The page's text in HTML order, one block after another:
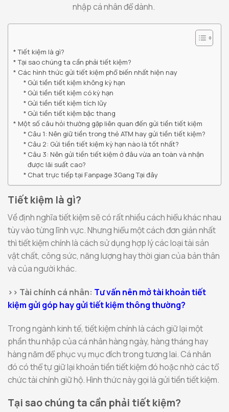
nhập cá nhân để dành.
Tiết kiệm là gì?
Tại sao chúng ta cần phải tiết kiệm?
Các hình thức gửi tiết kiệm phổ biến nhất hiện nay
Gửi tiền tiết kiệm không kỳ hạn
Gửi tiền tiết kiệm có kỳ hạn
Gửi tiền tiết kiệm tích lũy
Gửi tiền tiết kiệm bậc thang
Một số câu hỏi thường gặp liên quan đến gửi tiền tiết kiệm
Câu 1: Nên giữ tiền trong thẻ ATM hay gửi tiền tiết kiệm?
Câu 2: Gửi tiền tiết kiệm kỳ hạn nào là tốt nhất?
Câu 3: Nên gửi tiền tiết kiệm ở đâu vừa an toàn và nhận
được lãi suất cao?
Chat trực tiếp tại Fanpage 3Gang Tại đây
Tiết kiệm là gì?
Về định nghĩa tiết kiệm sẽ có rất nhiều cách hiểu khác nhau
tùy vào từng lĩnh vực. Nhưng hiểu một cách đơn giản nhất
thì tiết kiệm chính là cách sử dụng hợp lý các loại tài sản
vật chất, công sức, năng lượng hay thời gian của bản thân
và của người khác.
>> Tài chính cá nhân: Tư vấn nên mở tài khoản tiết
kiệm gửi góp hay gửi tiết kiệm thông thường?
Trong ngành kinh tế, tiết kiệm chính là cách giữ lại một
phần thu nhập của cá nhân hàng ngày, hàng tháng hay
hàng năm để phục vụ mục đích trong tương lai. Cá nhân
đó có thể tự giữ lại khoản tiền tiết kiệm đó hoặc nhờ các tổ
chức tài chính giữ hộ. Hình thức này gọi là gửi tiền tiết kiệm.
Tại sao chúng ta cần phải tiết kiệm?